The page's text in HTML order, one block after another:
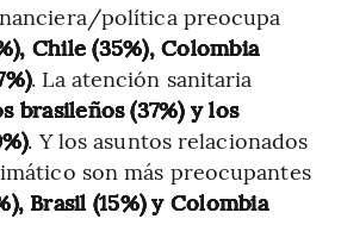
política preocupa
Chile (35%), Colombia
. La atención sanitaria
brasileños (37%) y los
. Y los asuntos relacionados
son más preocupantes
Brasil (15%) y Colombia